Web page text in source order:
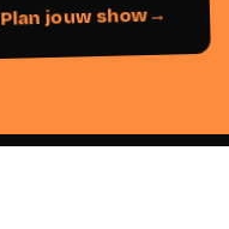
Plan jouw show→